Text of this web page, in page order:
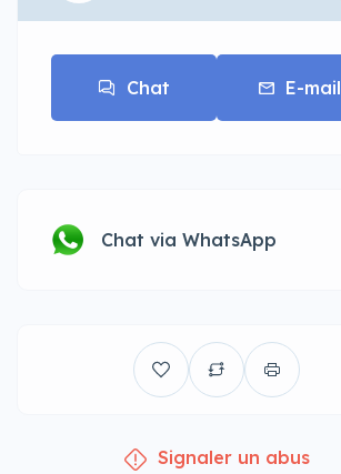
Chat E-mail
Chat via WhatsApp
Signaler un abus